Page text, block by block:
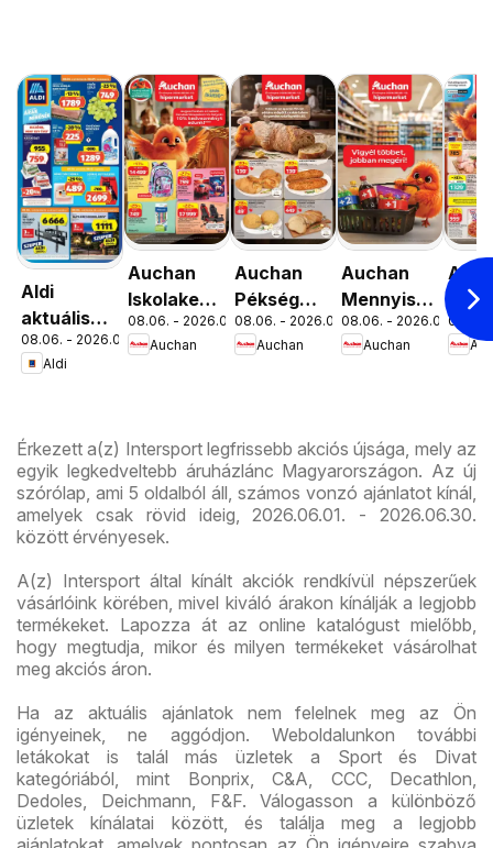
Aldi
aktuális
akciós
újság
08.06. - 2026.08.12.
Aldi
Auchan
Iskolakezdés
ajánlatok
08.06. - 2026.08.19.
Auchan
Auchan
Pékség
ajánlataink
08.06. - 2026.08.12.
Auchan
Auchan
Mennyiségi
kedvezmény
ajánlataink
08.06. - 2026.08.19.
Auchan
08.06.
Érkezett a(z) Intersport legfrissebb akciós újsága, mely az
egyik legkedveltebb áruházlánc Magyarországon. Az új
szórólap, ami 5 oldalból áll, számos vonzó ajánlatot kínál,
amelyek csak rövid ideig, 2026.06.01. - 2026.06.30.
között érvényesek.
A(z) Intersport által kínált akciók rendkívül népszerűek
vásárlóink körében, mivel kiváló árakon kínálják a legjobb
termékeket. Lapozza át az online katalógust mielőbb,
hogy megtudja, mikor és milyen termékeket vásárolhat
meg akciós áron.
Ha az aktuális ajánlatok nem felelnek meg az Ön
igényeinek, ne aggódjon. Weboldalunkon további
letákokat is talál más üzletek a Sport és Divat
kategóriából, mint Bonprix, C&A, CCC, Decathlon,
Dedoles, Deichmann, F&F. Válogasson a különböző
üzletek kínálatai között, és találja meg a legjobb